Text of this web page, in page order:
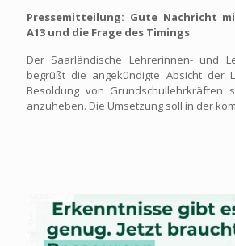
Pressemitteilung: Gute Nachricht
A13 und die Frage des Timings
Der Saarländische Lehrerinnen- und
begrüßt die angekündigte Absicht der
Besoldung von Grundschullehrkräften
anzuheben. Die Umsetzung soll in der